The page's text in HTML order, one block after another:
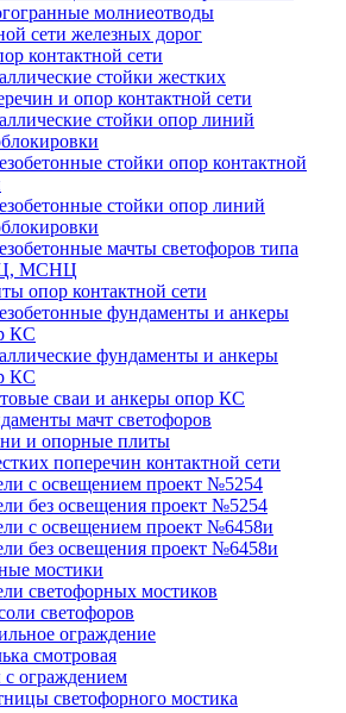
молниеотводы
сети железных дорог
контактной сети
стойки жестких
и опор контактной сети
стойки опор линий
стойки опор контактной
стойки опор линий
мачты светофоров типа
МСНЦ
опор контактной сети
фундаменты и анкеры
КС
фундаменты и анкеры
КС
сваи и анкеры опор КС
мачт светофоров
и опорные плиты
поперечин контактной сети
с освещением проект №5254
без освещения проект №5254
с освещением проект №6458и
без освещения проект №6458и
мостики
светофорных мостиков
светофоров
ограждение
смотровая
ограждением
светофорного мостика